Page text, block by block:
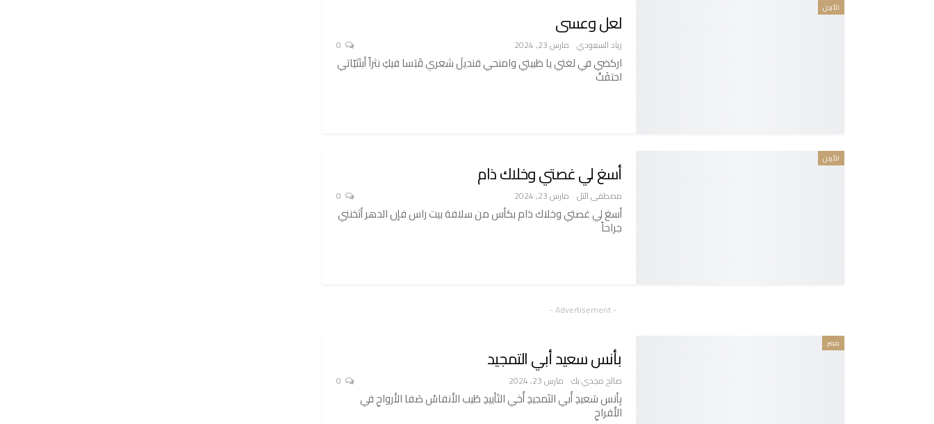
الأردن
لعل وعسى
زياد السعودي مارس 23, 2024
اركضي في لغتي يا ظبيتي وامنحي قنديلَ شعري قَبَسا فيكِ نثراً أبتَثيّاتي
احتفَتْ
الأردن
أسغ لي غصتي وخلاك ذام
مصطفى التل مارس 23, 2024
أسغ لي غصتي وخلاك ذام بكأس من سلافة بيت راس فإن الدهر أثخنني
جراحاً
- Advertisement -
مصر
بأنس سعيد أبي التمجيد
صالح مجدي بك مارس 23, 2024
بِأنس سَعيدِ أَبي التَمجيدِ أَخي التَأييدِ طَيب الأَنفاسْ صَفا الأَرواحِ في
الأَفراحِ